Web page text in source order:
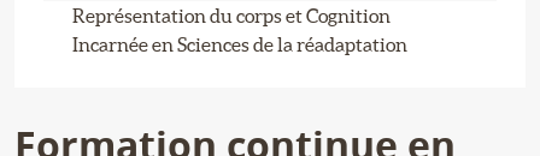
Représentation du corps et Cognition
Incarnée en Sciences de la réadaptation
Formation continue en